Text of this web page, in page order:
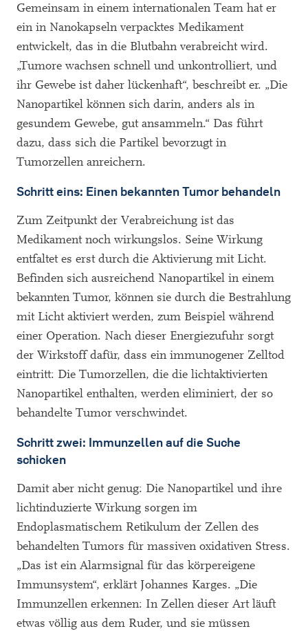
Gemeinsam in einem internationalen Team hat er
ein in Nanokapseln verpacktes Medikament
entwickelt, das in die Blutbahn verabreicht wird.
„Tumore wachsen schnell und unkontrolliert, und
ihr Gewebe ist daher lückenhaft“, beschreibt er. „Die
Nanopartikel können sich darin, anders als in
gesundem Gewebe, gut ansammeln.“ Das führt
dazu, dass sich die Partikel bevorzugt in
Tumorzellen anreichern.
Schritt eins: Einen bekannten Tumor behandeln
Zum Zeitpunkt der Verabreichung ist das
Medikament noch wirkungslos. Seine Wirkung
entfaltet es erst durch die Aktivierung mit Licht.
Befinden sich ausreichend Nanopartikel in einem
bekannten Tumor, können sie durch die Bestrahlung
mit Licht aktiviert werden, zum Beispiel während
einer Operation. Nach dieser Energiezufuhr sorgt
der Wirkstoff dafür, dass ein immunogener Zelltod
eintritt: Die Tumorzellen, die die lichtaktivierten
Nanopartikel enthalten, werden eliminiert, der so
behandelte Tumor verschwindet.
Schritt zwei: Immunzellen auf die Suche
schicken
Damit aber nicht genug: Die Nanopartikel und ihre
lichtinduzierte Wirkung sorgen im
Endoplasmatischem Retikulum der Zellen des
behandelten Tumors für massiven oxidativen Stress.
„Das ist ein Alarmsignal für das körpereigene
Immunsystem“, erklärt Johannes Karges. „Die
Immunzellen erkennen: In Zellen dieser Art läuft
etwas völlig aus dem Ruder, und sie müssen